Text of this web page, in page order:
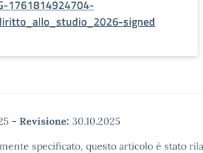
1761814924704-
signed
- Revisione: 30.10.2025
specificato, questo articolo è stato